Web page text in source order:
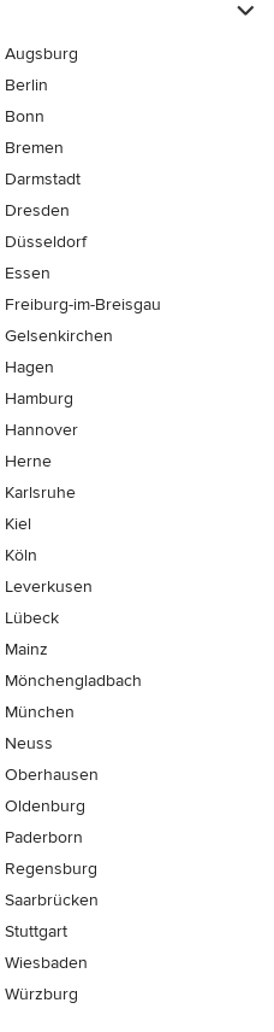
Augsburg
Berlin
Bonn
Bremen
Darmstadt
Dresden
Düsseldorf
Essen
Freiburg-im-Breisgau
Gelsenkirchen
Hagen
Hamburg
Hannover
Herne
Karlsruhe
Kiel
Köln
Leverkusen
Lübeck
Mainz
Mönchen­gladbach
München
Neuss
Oberhausen
Oldenburg
Paderborn
Regensburg
Saarbrücken
Stuttgart
Wiesbaden
Würzburg